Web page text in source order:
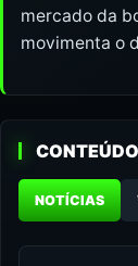
mercado da
movimenta o
NOTÍCIAS